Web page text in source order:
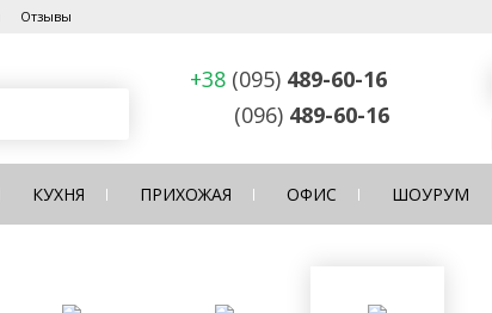
Отзывы
+38 (095) 489-60-16
(096) 489-60-16
КУХНЯ ПРИХОЖАЯ ОФИС ШОУРУМ